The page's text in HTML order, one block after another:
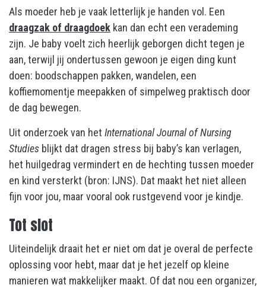
Als moeder heb je vaak letterlijk je handen vol. Een
draagzak of draagdoek kan dan echt een verademing
zijn. Je baby voelt zich heerlijk geborgen dicht tegen je
aan, terwijl jij ondertussen gewoon je eigen ding kunt
doen: boodschappen pakken, wandelen, een
koffiemomentje meepakken of simpelweg praktisch door
de dag bewegen.
Uit onderzoek van het International Journal of Nursing
Studies blijkt dat dragen stress bij baby’s kan verlagen,
het huilgedrag vermindert en de hechting tussen moeder
en kind versterkt (bron: IJNS). Dat maakt het niet alleen
fijn voor jou, maar vooral ook rustgevend voor je kindje.
Tot slot
Uiteindelijk draait het er niet om dat je overal de perfecte
oplossing voor hebt, maar dat je het jezelf op kleine
manieren wat makkelijker maakt. Of dat nou een organizer,